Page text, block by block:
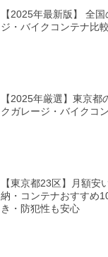
【2025年最新版】 全
ジ・バイクコンテナ比
【2025年厳選】東京都
クガレージ・バイクコ
【東京都23区】月額安
納・コンテナおすすめ
き・防犯性も安心